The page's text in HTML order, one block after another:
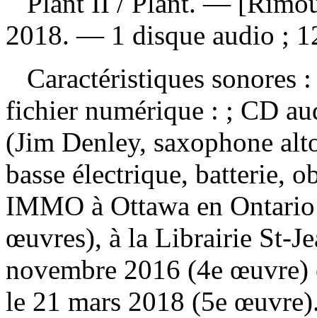
2018. — 1 disque audio ;
Caractéristiques sonores
fichier numérique : ; CD
(Jim Denley, saxophone
basse électrique, batterie,
IMMO à Ottawa en
œuvres), à la Librairie St-
novembre 2016 (4e
le 21 mars 2018 (5e